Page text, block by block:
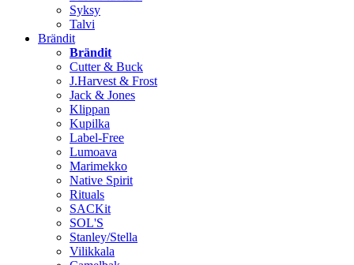
Syksy
Talvi
Brändit
Brändit
Cutter & Buck
J.Harvest & Frost
Jack & Jones
Klippan
Kupilka
Label-Free
Lumoava
Marimekko
Native Spirit
Rituals
SACKit
SOL'S
Stanley/Stella
Vilikkala